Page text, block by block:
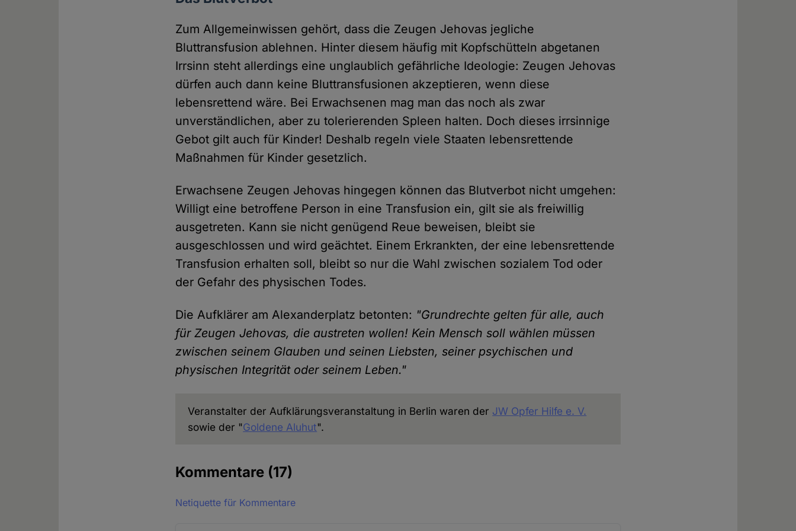
Zum Allgemeinwissen gehört, dass die Zeugen Jehovas jegliche
Bluttransfusion ablehnen. Hinter diesem häufig mit Kopfschütteln abgetanen
Irrsinn steht allerdings eine unglaublich gefährliche Ideologie: Zeugen Jehovas
dürfen auch dann keine Bluttransfusionen akzeptieren, wenn diese
lebensrettend wäre. Bei Erwachsenen mag man das noch als zwar
unverständlichen, aber zu tolerierenden Spleen halten. Doch dieses irrsinnige
Gebot gilt auch für Kinder! Deshalb regeln viele Staaten lebensrettende
Maßnahmen für Kinder gesetzlich.
Erwachsene Zeugen Jehovas hingegen können das Blutverbot nicht umgehen:
Willigt eine betroffene Person in eine Transfusion ein, gilt sie als freiwillig
ausgetreten. Kann sie nicht genügend Reue beweisen, bleibt sie
ausgeschlossen und wird geächtet. Einem Erkrankten, der eine lebensrettende
Transfusion erhalten soll, bleibt so nur die Wahl zwischen sozialem Tod oder
der Gefahr des physischen Todes.
Die Aufklärer am Alexanderplatz betonten: "Grundrechte gelten für alle, auch
für Zeugen Jehovas, die austreten wollen! Kein Mensch soll wählen müssen
zwischen seinem Glauben und seinen Liebsten, seiner psychischen und
physischen Integrität oder seinem Leben."
Veranstalter der Aufklärungsveranstaltung in Berlin waren der JW Opfer Hilfe e. V.
sowie der "Goldene Aluhut".
Kommentare (17)
Netiquette für Kommentare